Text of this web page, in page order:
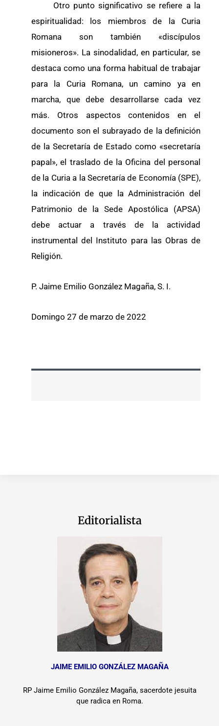
Otro punto significativo se refiere a la
espiritualidad: los miembros de la Curia
Romana son también «discípulos
misioneros». La sinodalidad, en particular, se
destaca como una forma habitual de trabajar
para la Curia Romana, un camino ya en
marcha, que debe desarrollarse cada vez
más. Otros aspectos contenidos en el
documento son el subrayado de la definición
de la Secretaría de Estado como «secretaría
papal», el traslado de la Oficina del personal
de la Curia a la Secretaría de Economía (SPE),
la indicación de que la Administración del
Patrimonio de la Sede Apostólica (APSA)
debe actuar a través de la actividad
instrumental del Instituto para las Obras de
Religión.
P. Jaime Emilio González Magaña, S. I.
Domingo 27 de marzo de 2022
Editorialista
JAIME EMILIO GONZÁLEZ MAGAÑA
RP Jaime Emilio González Magaña, sacerdote jesuita
que radica en Roma.